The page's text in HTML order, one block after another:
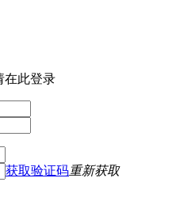
在此登录
获取验证码重新获取